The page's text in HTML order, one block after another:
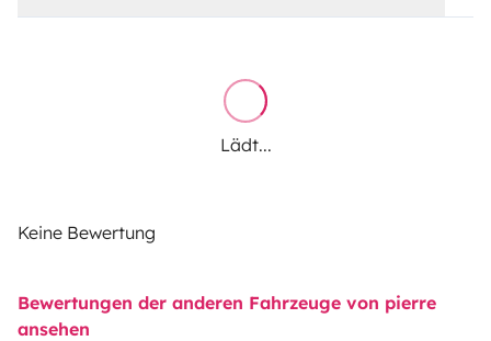
Lädt...
Keine Bewertung
Bewertungen der anderen Fahrzeuge von pierre
ansehen